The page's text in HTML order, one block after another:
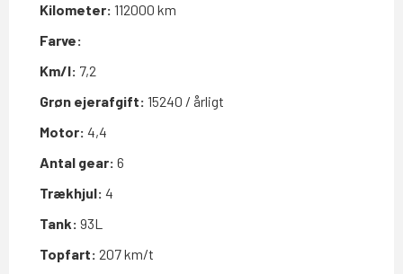
Kilometer: 112000 km
Farve:
Km/l: 7,2
Grøn ejerafgift: 15240 / årligt
Motor: 4,4
Antal gear: 6
Trækhjul: 4
Tank: 93L
Topfart: 207 km/t